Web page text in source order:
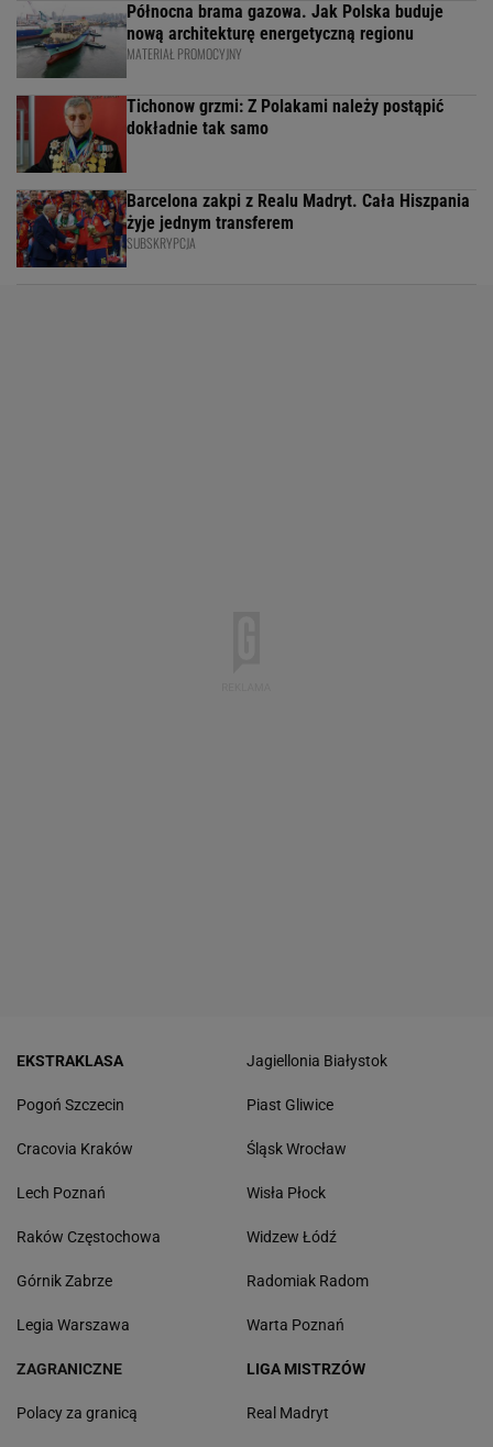
Północna brama gazowa. Jak Polska buduje
nową architekturę energetyczną regionu
MATERIAŁ PROMOCYJNY
Tichonow grzmi: Z Polakami należy postąpić
dokładnie tak samo
Barcelona zakpi z Realu Madryt. Cała Hiszpania
żyje jednym transferem
SUBSKRYPCJA
EKSTRAKLASA
Pogoń Szczecin
Cracovia Kraków
Lech Poznań
Raków Częstochowa
Górnik Zabrze
Legia Warszawa
Jagiellonia Białystok
Piast Gliwice
Śląsk Wrocław
Wisła Płock
Widzew Łódź
Radomiak Radom
Warta Poznań
ZAGRANICZNE
Polacy za granicą
LIGA MISTRZÓW
Real Madryt